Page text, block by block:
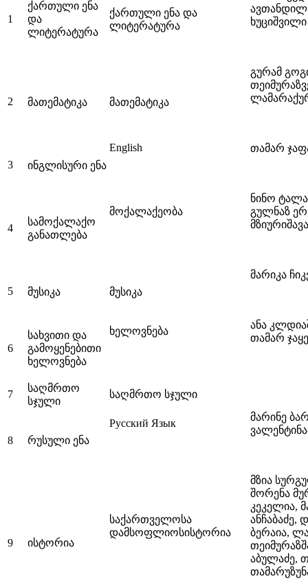
1
ქართული ენა
და
ლიტერატურა
ქართული ენა და
ლიტერატურა
ხუციშვილი
2 მათემატიკა მათემატიკა
გურამ
3 ინგლისური ენა
English თამარ
4
სამოქალაქო
განათლება
მოქალაქეობა
ნინო
გულნაზ
5 მუსიკა მუსიკა
მარიკა
6
სახვითი და
გამოყენებითი
ხელოვნება
ხელოვნება
ანა
თამარ
7
საღმრთო
სჯული
საღმრთო სჯული
8 რუსული ენა
Русский Язык
მარინე
9 ისტორია
საქართველოსა
დამსოფლიოსისტორია
მზია
შორენა
კეკელია,
ანჩაბაძე,
ბერაია,
აბულაძე,